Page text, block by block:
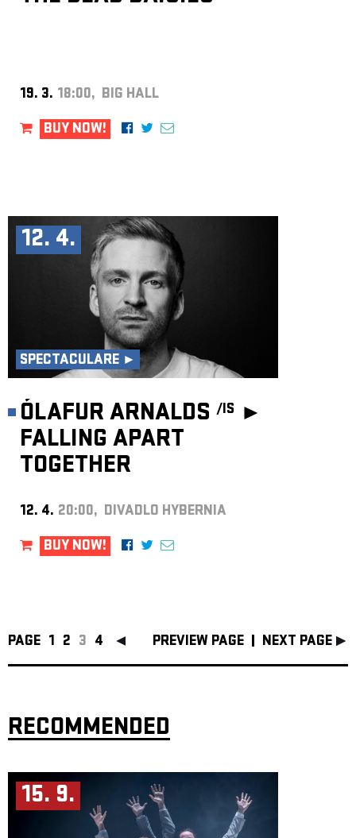
19. 3. 18:00, BIG HALL
BUY NOW!
12. 4.
SPECTACULARE ►
ÓLAFUR ARNALDS /IS ►
FALLING APART
TOGETHER
12. 4. 20:00, DIVADLO HYBERNIA
BUY NOW!
PAGE 1 2 3 4 PREVIEW PAGE NEXT PAGE
RECOMMENDED
15. 9.